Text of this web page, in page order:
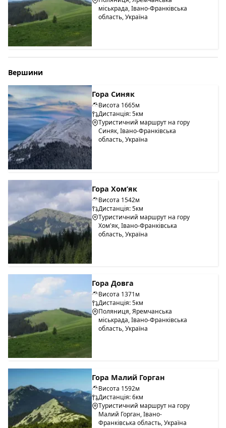
міськрада, Івано-Франківська
область, Україна
Вершини
Гора Синяк
Висота 1665м
Дистанція: 5км
Туристичний маршрут на гору
Синяк, Івано-Франківська
область, Україна
Гора Хом’як
Висота 1542м
Дистанція: 5км
Туристичний маршрут на гору
Хом'як, Івано-Франківська
область, Україна
Гора Довга
Висота 1371м
Дистанція: 5км
Поляниця, Яремчанська
міськрада, Івано-Франківська
область, Україна
Гора Малий Горган
Висота 1592м
Дистанція: 6км
Туристичний маршрут на гору
Малий Горган, Івано-
Франківська область, Україна